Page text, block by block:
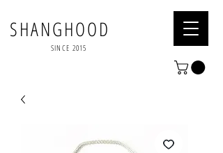
SHANGHOOD
SINCE 2015